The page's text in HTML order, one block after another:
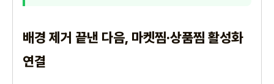
배경 제거 끝낸 다음, 마켓찜·상품찜 활성화
연결